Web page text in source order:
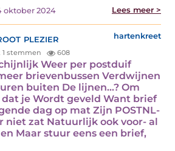
oktober 2024 Lees meer >
plezier hartenkreet
1 stemmen 608
Weer per postduif
brievenbussen Verdwijnen
buiten De lijnen...? Om
je Wordt geveld Want brief
dag op mat Zijn POSTNL-
niet zat Natuurlijk ook voor- al
Maar stuur eens een brief,